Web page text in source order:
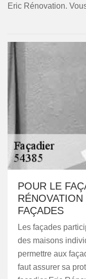
Eric Rénovation.
POUR LE
FAÇADES
Les façades
des maisons
permettre aux
faut assurer sa